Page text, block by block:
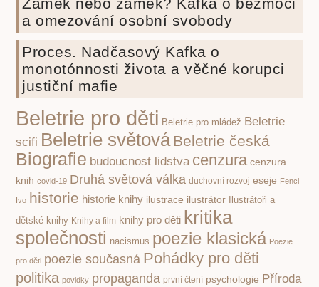
Zámek nebo zámek? Kafka o bezmoci
a omezování osobní svobody
Proces. Nadčasový Kafka o
monotónnosti života a věčné korupci
justiční mafie
Beletrie pro děti Beletrie pro mládež Beletrie
scifi Beletrie světováBeletrie česká
Biografie budoucnost lidstva cenzura cenzura
knih covid-19 Druhá světová válka duchovní rozvoj eseje Fencl
Ivo historie historie knihy ilustrace ilustrátor
Ilustrátoři a
dětské knihy Knihy a film knihy pro děti kritika
společnosti nacismus poezie klasická Poezie
pro děti poezie současná Pohádky pro děti
politika povidky propaganda první čtení psychologie Příroda